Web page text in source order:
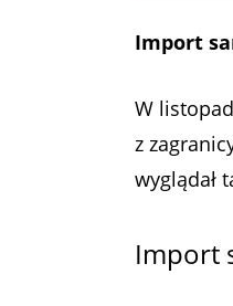
Import
W
z
wyglądał
Import